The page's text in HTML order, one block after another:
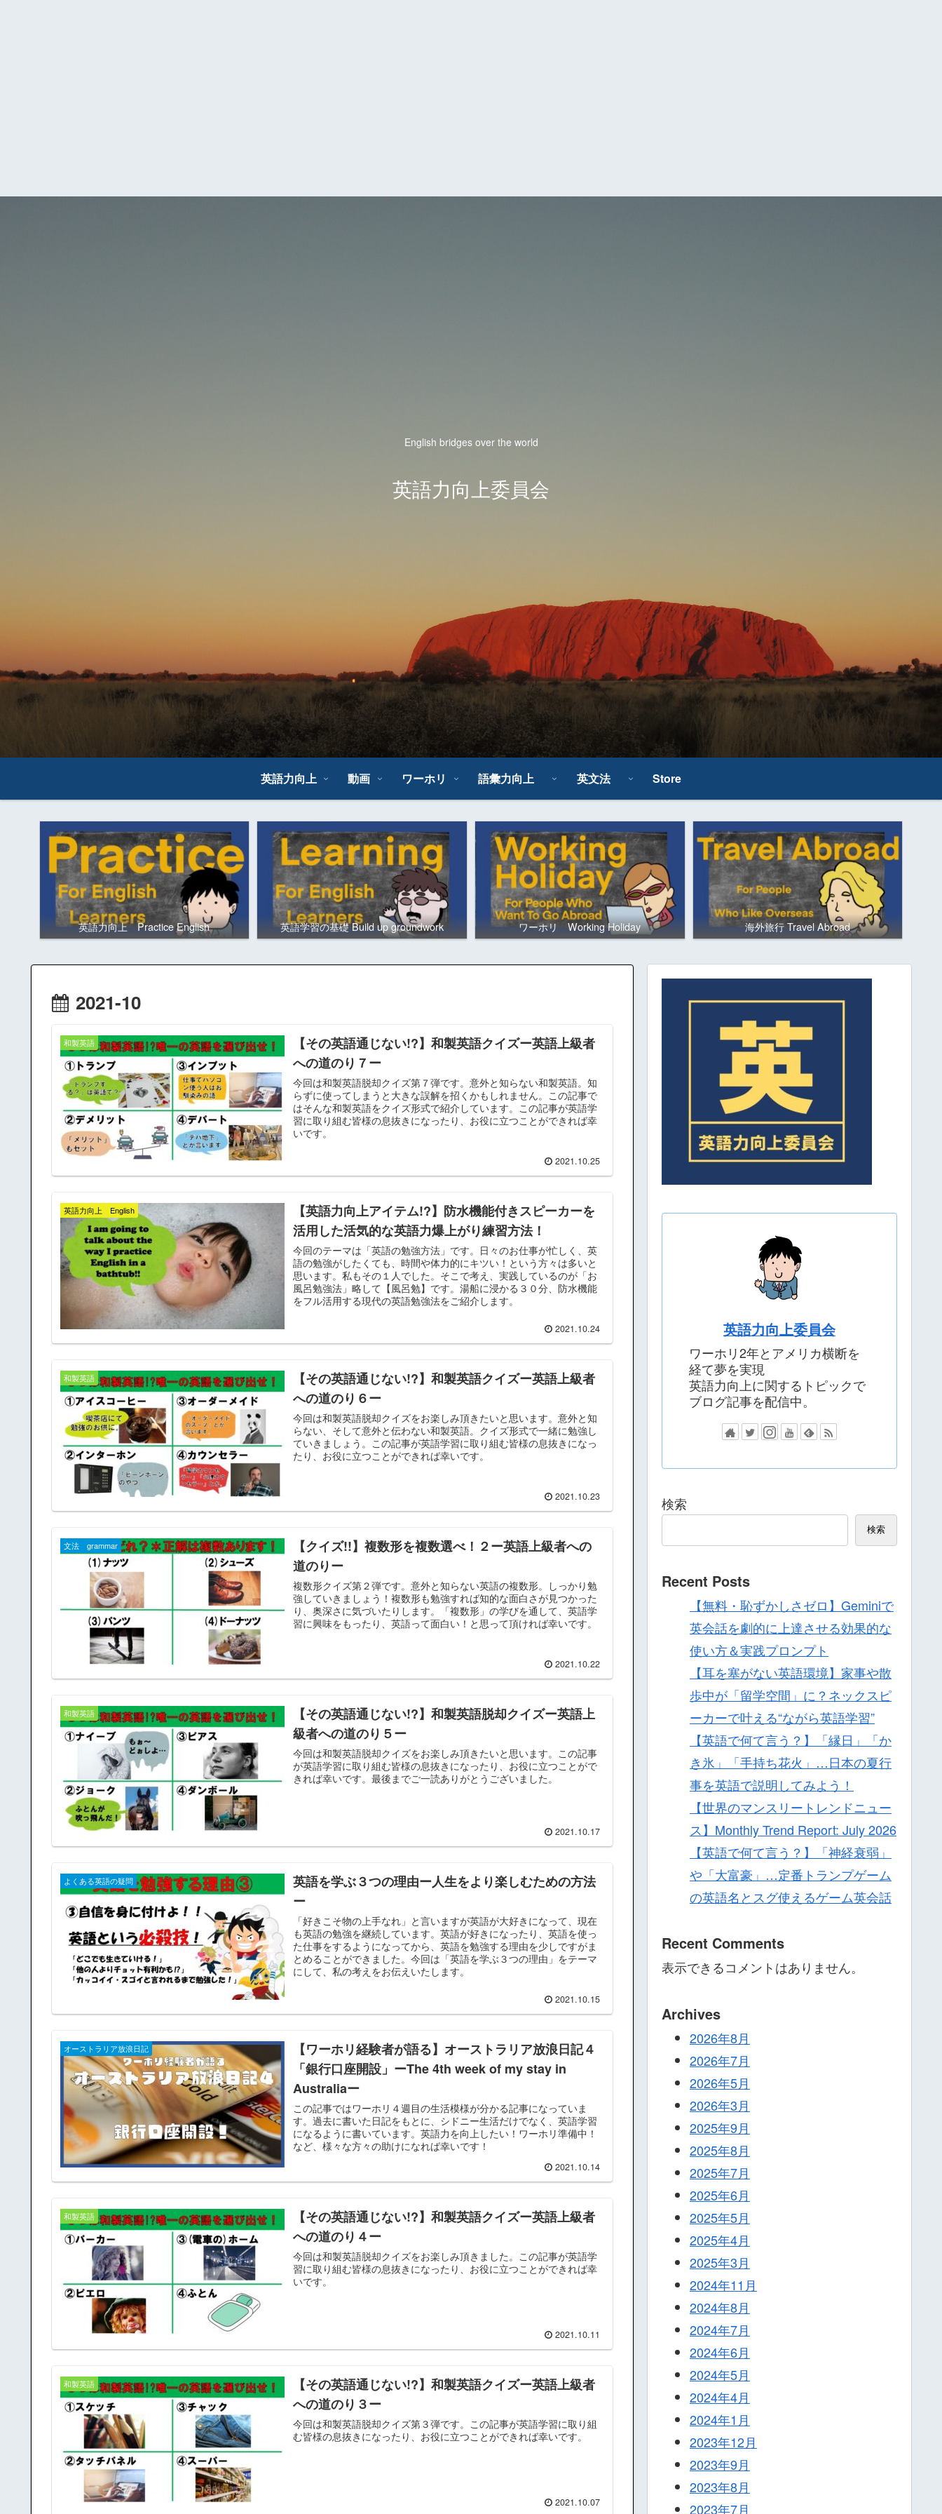
English bridges over the world
英語力向上委員会
英語力向上 動画 ワーホリ 語彙力向上 英文法 Store
英語力向上 Practice English 英語学習の基礎 Build up groundwork ワーホリ Working Holiday 海外旅行 Travel Abroad
2021-10
和製英語
【その英語通じない!?】和製英語クイズー英語上級者
への道のり７ー
今回は和製英語脱却クイズ第７弾です。意外と知らない和製英語。知
らずに使ってしまうと大きな誤解を招くかもしれません。この記事で
はそんな和製英語をクイズ形式で紹介しています。この記事が英語学
習に取り組む皆様の息抜きになったり、お役に立つことができれば幸
いです。
2021.10.25
英語力向上 English
【英語力向上アイテム!?】防水機能付きスピーカーを
活用した活気的な英語力爆上がり練習方法！
今回のテーマは「英語の勉強方法」です。日々のお仕事が忙しく、英
語の勉強がしたくても、時間や体力的にキツい！という方々は多いと
思います。私もその１人でした。そこで考え、実践しているのが「お
風呂勉強法」略して【風呂勉】です。湯船に浸かる３０分、防水機能
をフル活用する現代の英語勉強法をご紹介します。
2021.10.24
和製英語
【その英語通じない!?】和製英語クイズー英語上級者
への道のり６ー
今回は和製英語脱却クイズをお楽しみ頂きたいと思います。意外と知
らない、そして意外と伝わない和製英語。クイズ形式で一緒に勉強し
ていきましょう。この記事が英語学習に取り組む皆様の息抜きになっ
たり、お役に立つことができれば幸いです。
2021.10.23
文法 grammar
【クイズ!!】複数形を複数選べ！２ー英語上級者への
道のりー
複数形クイズ第２弾です。意外と知らない英語の複数形。しっかり勉
強していきましょう！複数形も勉強すれば知的な面白さが見つかった
り、奥深さに気づいたりします。「複数形」の学びを通して、英語学
習に興味をもったり、英語って面白い！と思って頂ければ幸いです。
2021.10.22
和製英語
【その英語通じない!?】和製英語脱却クイズー英語上
級者への道のり５ー
今回は和製英語脱却クイズをお楽しみ頂きたいと思います。この記事
が英語学習に取り組む皆様の息抜きになったり、お役に立つことがで
きれば幸いです。最後までご一読ありがとうございました。
2021.10.17
よくある英語の疑問
英語を学ぶ３つの理由ー人生をより楽しむための方法
ー
「好きこそ物の上手なれ」と言いますが英語が大好きになって、現在
も英語の勉強を継続しています。英語が好きになったり、英語を使っ
た仕事をするようになってから、英語を勉強する理由を少しですがま
とめることができました。今回は「英語を学ぶ３つの理由」をテーマ
にして、私の考えをお伝えいたします。
2021.10.15
オーストラリア放浪日記
【ワーホリ経験者が語る】オーストラリア放浪日記４
「銀行口座開設」ーThe 4th week of my stay in
Australiaー
この記事ではワーホリ４週目の生活模様が分かる記事になっていま
す。過去に書いた日記をもとに、シドニー生活だけでなく、英語学習
になるように書いています。英語力を向上したい！ワーホリ準備中！
など、様々な方々の助けになれば幸いです！
2021.10.14
和製英語
【その英語通じない!?】和製英語クイズー英語上級者
への道のり４ー
今回は和製英語脱却クイズをお楽しみ頂きました。この記事が英語学
習に取り組む皆様の息抜きになったり、お役に立つことができれば幸
いです。
2021.10.11
和製英語
【その英語通じない!?】和製英語クイズー英語上級者
への道のり３ー
今回は和製英語脱却クイズ第３弾です。この記事が英語学習に取り組
む皆様の息抜きになったり、お役に立つことができれば幸いです。
2021.10.07
英語力向上委員会
ワーホリ2年とアメリカ横断を
経て夢を実現
英語力向上に関するトピックで
ブログ記事を配信中。
検索
検索
Recent Posts
【無料・恥ずかしさゼロ】Geminiで
英会話を劇的に上達させる効果的な
使い方＆実践プロンプト
【耳を塞がない英語環境】家事や散
歩中が「留学空間」に？ネックスピ
ーカーで叶える“ながら英語学習”
【英語で何て言う？】「縁日」「か
き氷」「手持ち花火」…日本の夏行
事を英語で説明してみよう！
【世界のマンスリートレンドニュー
ス】Monthly Trend Report: July 2026
【英語で何て言う？】「神経衰弱」
や「大富豪」…定番トランプゲーム
の英語名とスグ使えるゲーム英会話
Recent Comments
表示できるコメントはありません。
Archives
2026年8月
2026年7月
2026年5月
2026年3月
2025年9月
2025年8月
2025年7月
2025年6月
2025年5月
2025年4月
2025年3月
2024年11月
2024年8月
2024年7月
2024年6月
2024年5月
2024年4月
2024年1月
2023年12月
2023年9月
2023年8月
2023年7月